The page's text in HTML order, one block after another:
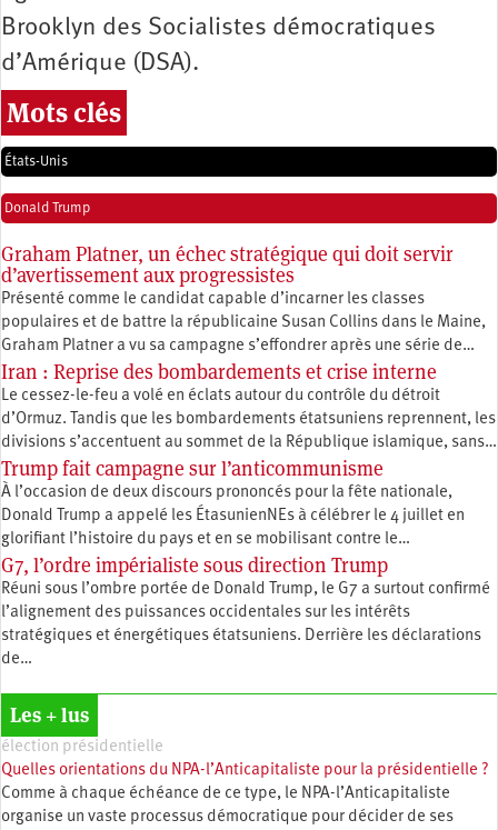
Brooklyn des Socialistes démocratiques
d’Amérique (DSA).
Mots clés
États-Unis
Donald Trump
Graham Platner, un échec stratégique qui doit servir
d’avertissement aux progressistes
Présenté comme le candidat capable d’incarner les classes
populaires et de battre la républicaine Susan Collins dans le Maine,
Graham Platner a vu sa campagne s’effondrer après une série de…
Iran : Reprise des bombardements et crise interne
Le cessez-le-feu a volé en éclats autour du contrôle du détroit
d’Ormuz. Tandis que les bombardements étatsuniens reprennent, les
divisions s’accentuent au sommet de la République islamique, sans…
Trump fait campagne sur l’anticommunisme
À l’occasion de deux discours prononcés pour la fête nationale,
Donald Trump a appelé les ÉtasunienNEs à célébrer le 4 juillet en
glorifiant l’histoire du pays et en se mobilisant contre le…
G7, l’ordre impérialiste sous direction Trump
Réuni sous l’ombre portée de Donald Trump, le G7 a surtout confirmé
l’alignement des puissances occidentales sur les intérêts
stratégiques et énergétiques étatsuniens. Derrière les déclarations
de…
Les + lus
élection présidentielle
Quelles orientations du NPA-l’Anticapitaliste pour la présidentielle ?
Comme à chaque échéance de ce type, le NPA-l’Anticapitaliste
organise un vaste processus démocratique pour décider de ses